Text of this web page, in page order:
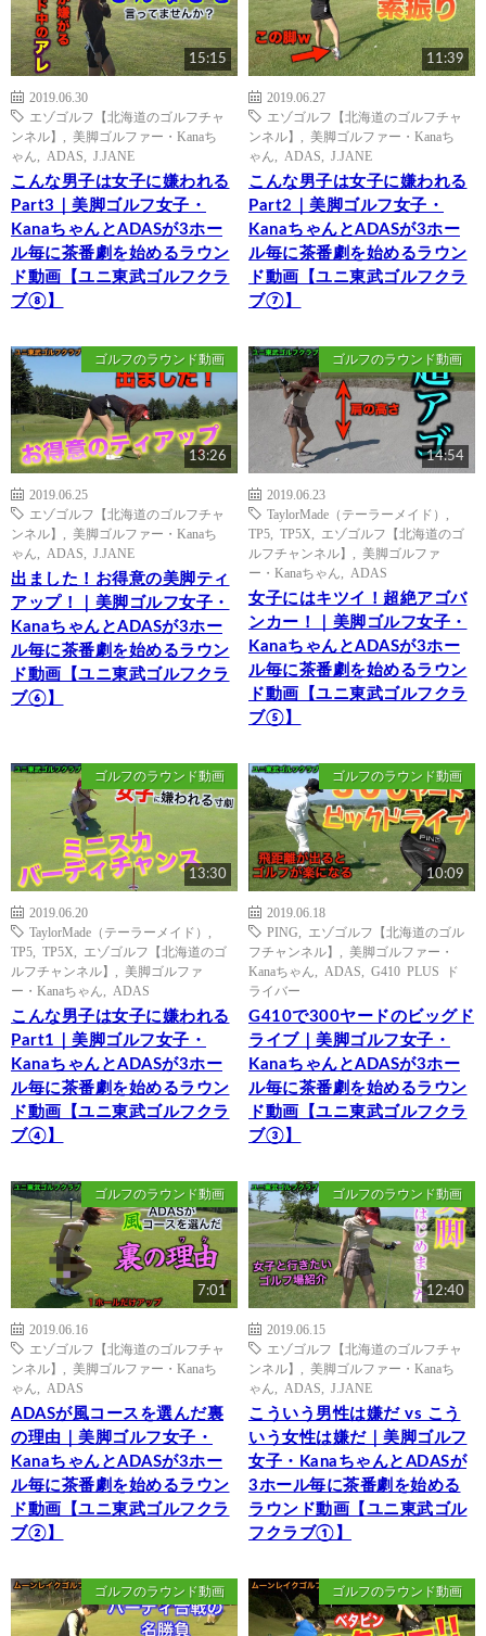
15:15
2019.06.30
エゾゴルフ【北海道のゴルフチャ
ンネル】
美脚ゴルファー・Kanaち
ゃん
ADAS J.JANE
こんな男子は女子に嫌われる
Part3｜美脚ゴルフ女子・
KanaちゃんとADASが3ホー
ル毎に茶番劇を始めるラウン
ド動画【ユニ東武ゴルフクラ
ブ⑧】
11:39
2019.06.27
エゾゴルフ【北海道のゴルフチャ
ンネル】
美脚ゴルファー・Kanaち
ゃん
ADAS J.JANE
こんな男子は女子に嫌われる
Part2｜美脚ゴルフ女子・
KanaちゃんとADASが3ホー
ル毎に茶番劇を始めるラウン
ド動画【ユニ東武ゴルフクラ
ブ⑦】
ゴルフのラウンド動画
13:26
2019.06.25
エゾゴルフ【北海道のゴルフチャ
ンネル】
美脚ゴルファー・Kanaち
ゃん
ADAS J.JANE
出ました！お得意の美脚ティ
アップ！｜美脚ゴルフ女子・
KanaちゃんとADASが3ホー
ル毎に茶番劇を始めるラウン
ド動画【ユニ東武ゴルフクラ
ブ⑥】
ゴルフのラウンド動画
14:54
2019.06.23
TaylorMade（テーラーメイド）
TP5
TP5X
エゾゴルフ【北海道のゴ
ルフチャンネル】
美脚ゴルファ
ー・Kanaちゃん
ADAS
女子にはキツイ！超絶アゴバ
ンカー！｜美脚ゴルフ女子・
KanaちゃんとADASが3ホー
ル毎に茶番劇を始めるラウン
ド動画【ユニ東武ゴルフクラ
ブ⑤】
ゴルフのラウンド動画
13:30
2019.06.20
TaylorMade（テーラーメイド）
TP5
TP5X
エゾゴルフ【北海道のゴ
ルフチャンネル】
美脚ゴルファ
ー・Kanaちゃん
ADAS
こんな男子は女子に嫌われる
Part1｜美脚ゴルフ女子・
KanaちゃんとADASが3ホー
ル毎に茶番劇を始めるラウン
ド動画【ユニ東武ゴルフクラ
ブ④】
ゴルフのラウンド動画
10:09
2019.06.18
PING
エゾゴルフ【北海道のゴル
フチャンネル】
美脚ゴルファー・
Kanaちゃん
ADAS
G410 PLUS ド
ライバー
G410で300ヤードのビッグド
ライブ｜美脚ゴルフ女子・
KanaちゃんとADASが3ホー
ル毎に茶番劇を始めるラウン
ド動画【ユニ東武ゴルフクラ
ブ③】
ゴルフのラウンド動画
7:01
2019.06.16
エゾゴルフ【北海道のゴルフチャ
ンネル】
美脚ゴルファー・Kanaち
ゃん
ADAS
ADASが風コースを選んだ裏
の理由｜美脚ゴルフ女子・
KanaちゃんとADASが3ホー
ル毎に茶番劇を始めるラウン
ド動画【ユニ東武ゴルフクラ
ブ②】
ゴルフのラウンド動画
12:40
2019.06.15
エゾゴルフ【北海道のゴルフチャ
ンネル】
美脚ゴルファー・Kanaち
ゃん
ADAS J.JANE
こういう男性は嫌だ vs こう
いう女性は嫌だ｜美脚ゴルフ
女子・KanaちゃんとADASが
3ホール毎に茶番劇を始める
ラウンド動画【ユニ東武ゴル
フクラブ①】
ゴルフのラウンド動画 ゴルフのラウンド動画